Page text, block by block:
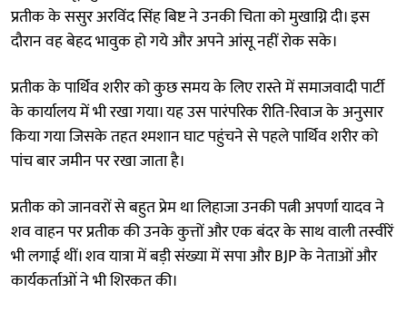
प्रतीक के ससुर अरविंद सिंह बिष्ट ने उनकी चिता को मुखाग्नि दी। इस
दौरान वह बेहद भावुक हो गये और अपने आंसू नहीं रोक सके।
प्रतीक के पार्थिव शरीर को कुछ समय के लिए रास्ते में समाजवादी पार्टी
के कार्यालय में भी रखा गया। यह उस पारंपरिक रीति-रिवाज के अनुसार
किया गया जिसके तहत श्मशान घाट पहुंचने से पहले पार्थिव शरीर को
पांच बार जमीन पर रखा जाता है।
प्रतीक को जानवरों से बहुत प्रेम था लिहाजा उनकी पत्नी अपर्णा यादव ने
शव वाहन पर प्रतीक की उनके कुत्तों और एक बंदर के साथ वाली तस्वीरें
भी लगाई थीं। शव यात्रा में बड़ी संख्या में सपा और BJP के नेताओं और
कार्यकर्ताओं ने भी शिरकत की।